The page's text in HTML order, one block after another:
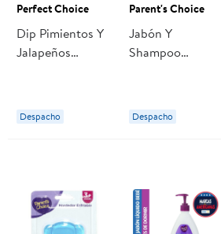
Perfect Choice
Dip Pimientos Y
Jalapeños
Choice
Despacho
Parent's Choice
Jabón Y
Shampoo
Parent's Choice
Despacho